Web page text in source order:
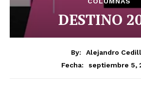
DESTINO
By:
Alejandro
Fecha:
septiembre 5,